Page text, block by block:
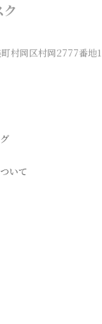
村岡区村岡2777番地1
いて